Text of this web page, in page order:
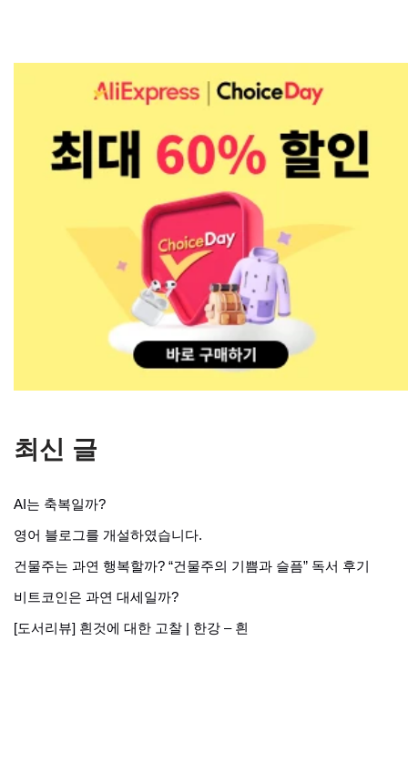
최신 글
AI는 축복일까?
영어 블로그를 개설하였습니다.
건물주는 과연 행복할까? “건물주의 기쁨과 슬픔” 독서 후기
비트코인은 과연 대세일까?
[도서리뷰] 흰것에 대한 고찰 | 한강 – 흰